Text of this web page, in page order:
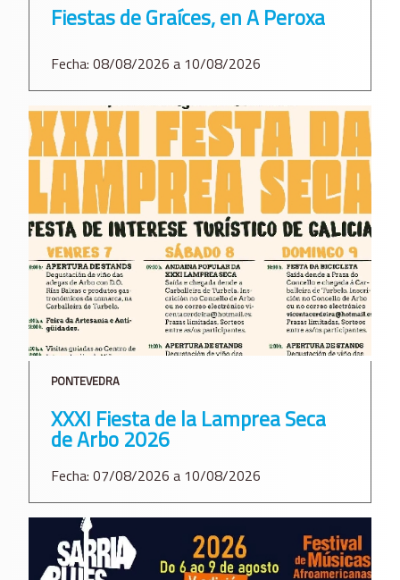
Fiestas de Graíces, en A Peroxa
Fecha: 08/08/2026 a 10/08/2026
PONTEVEDRA
XXXI Fiesta de la Lamprea Seca
de Arbo 2026
Fecha: 07/08/2026 a 10/08/2026